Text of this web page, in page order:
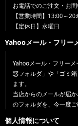
お電話でのご注文・お
【営業時間】13:00～
【定休日】水曜日
Yahooメール・フリー
Yahooメール・フリー
惑フォルダ」や「ゴミ
ます。
当店からのメールが届
のフォルダを、今一度ご
個人情報について